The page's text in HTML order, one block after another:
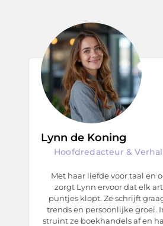
Lynn de Koning
Hoofdredacteur &
Met haar liefde voor taal en
zorgt Lynn ervoor dat elk
puntjes klopt. Ze schrijft
trends en persoonlijke groei.
struint ze boekhandels af en